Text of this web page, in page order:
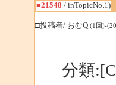
■21548 / inTopicNo.1)
□投稿者/ おむQ (1回)-
分類